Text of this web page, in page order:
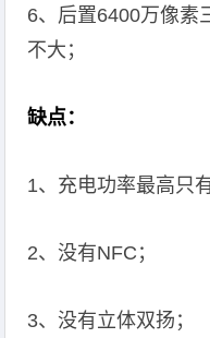
6、后置6400万像素
不大；
缺点：
1、充电功率最高只
2、没有NFC；
3、没有立体双扬；